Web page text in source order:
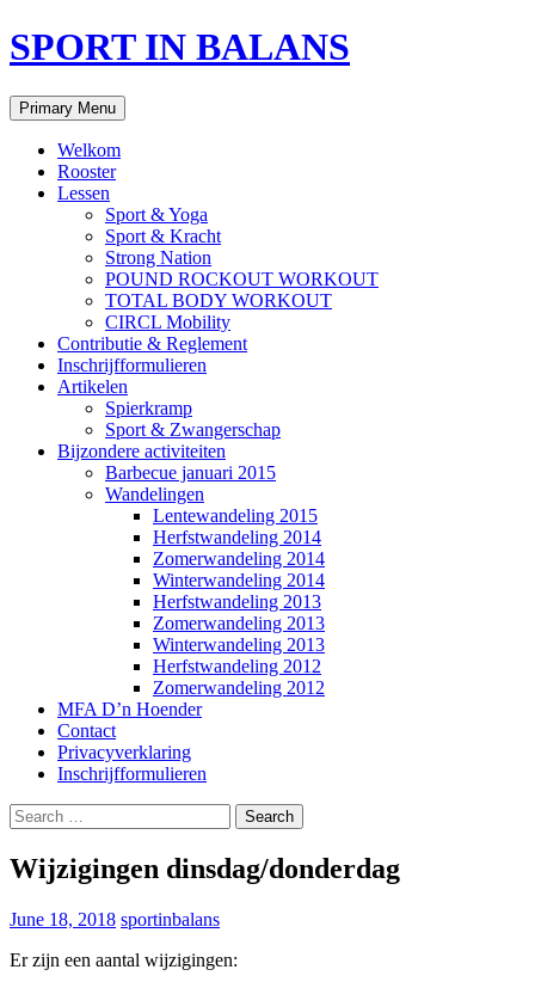
Skip
to
SPORT IN BALANS
Search
Primary Menu
Welkom
Rooster
Lessen
Sport & Yoga
Sport & Kracht
Strong Nation
POUND ROCKOUT WORKOUT
TOTAL BODY WORKOUT
CIRCL Mobility
Contributie & Reglement
Inschrijfformulieren
Artikelen
Spierkramp
Sport & Zwangerschap
Bijzondere activiteiten
Barbecue januari 2015
Wandelingen
Lentewandeling 2015
Herfstwandeling 2014
Zomerwandeling 2014
Winterwandeling 2014
Herfstwandeling 2013
Zomerwandeling 2013
Winterwandeling 2013
Herfstwandeling 2012
Zomerwandeling 2012
MFA D’n Hoender
Contact
Privacyverklaring
Inschrijfformulieren
Search
for:
Wijzigingen dinsdag/donderdag
June 18, 2018 sportinbalans
Er zijn een aantal wijzigingen: